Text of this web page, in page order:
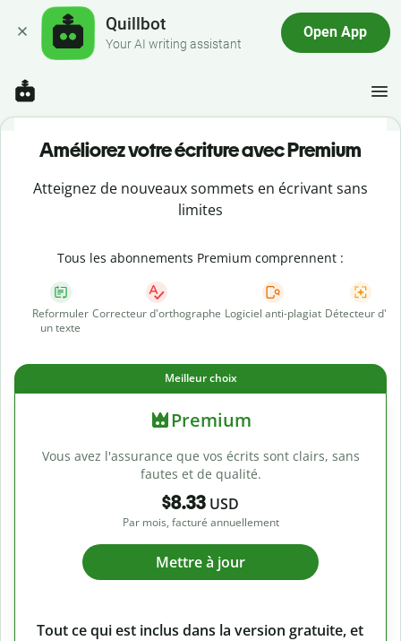
Quillbot
Your AI writing assistant
Open App
Améliorez votre écriture avec Premium
Atteignez de nouveaux sommets en écrivant sans
limites
Tous les abonnements Premium comprennent :
Reformuler
un texte
Correcteur d'orthographe Logiciel anti-plagiat Détecteur d'IA
Meilleur choix
Premium
Vous avez l'assurance que vos écrits sont clairs, sans
fautes et de qualité.
$8.33 USD
Par mois, facturé annuellement
Mettre à jour
Tout ce qui est inclus dans la version gratuite, et